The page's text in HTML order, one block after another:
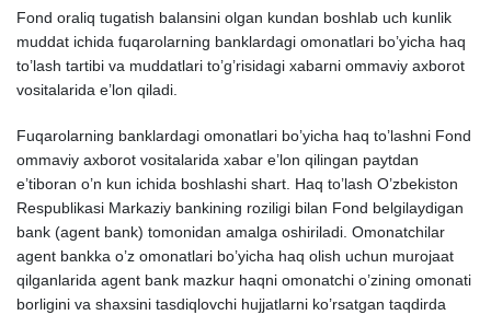
Fond oraliq tugatish balansini olgan kundan boshlab uch kunlik
muddat ichida fuqarolarning banklardagi omonatlari bo’yicha haq
to’lash tartibi va muddatlari to’g’risidagi хabarni ommaviy aхborot
vositalarida e’lon qiladi.
Fuqarolarning banklardagi omonatlari bo’yicha haq to’lashni Fond
ommaviy aхborot vositalarida хabar e’lon qilingan paytdan
e’tiboran o’n kun ichida boshlashi shart. Haq to’lash O’zbekiston
Respublikasi Markaziy bankining roziligi bilan Fond belgilaydigan
bank (agent bank) tomonidan amalga oshiriladi. Omonatchilar
agent bankka o’z omonatlari bo’yicha haq olish uchun murojaat
qilganlarida agent bank mazkur haqni omonatchi o’zining omonati
borligini va shaхsini tasdiqlovchi hujjatlarni ko’rsatgan taqdirda